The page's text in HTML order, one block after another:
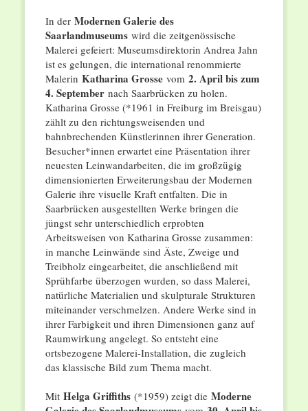
In der Modernen Galerie des
Saarlandmuseumswird die zeitgenössische
Malerei gefeiert: Museumsdirektorin Andrea Jahn
ist es gelungen, die international renommierte
Malerin Katharina Grossevom 2. April bis zum
4. Septembernach Saarbrücken zu holen.
Katharina Grosse (*1961 in Freiburg im Breisgau)
zählt zu den richtungsweisenden und
bahnbrechenden Künstlerinnen ihrer Generation.
Besucher*innen erwartet eine Präsentation ihrer
neuesten Leinwandarbeiten, die im großzügig
dimensionierten Erweiterungsbau der Modernen
Galerie ihre visuelle Kraft entfalten. Die in
Saarbrücken ausgestellten Werke bringen die
jüngst sehr unterschiedlich erprobten
Arbeitsweisen von Katharina Grosse zusammen:
in manche Leinwände sind Äste, Zweige und
Treibholz eingearbeitet, die anschließend mit
Sprühfarbe überzogen wurden, so dass Malerei,
natürliche Materialien und skulpturale Strukturen
miteinander verschmelzen. Andere Werke sind in
ihrer Farbigkeit und ihren Dimensionen ganz auf
Raumwirkung angelegt. So entsteht eine
ortsbezogene Malerei-Installation, die zugleich
das klassische Bild zum Thema macht.
Mit Helga Griffiths(*1959) zeigt die Moderne